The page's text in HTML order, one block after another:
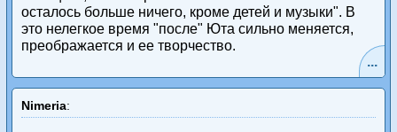
осталось больше ничего, кроме детей и музыки". В
это нелегкое время "после" Юта сильно меняется,
преображается и ее творчество.
...
Nimeria: